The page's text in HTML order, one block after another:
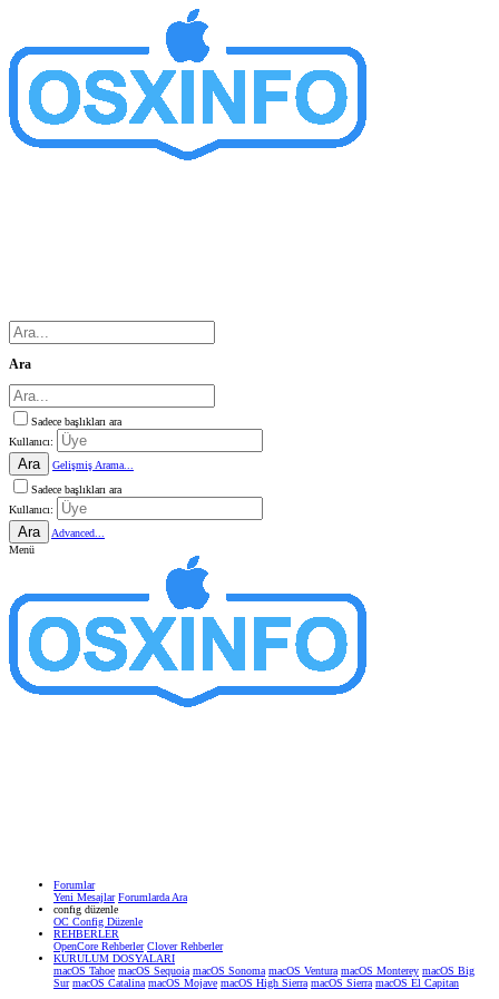
Ara
Sadece başlıkları ara
Kullanıcı:
Ara
Gelişmiş Arama...
Sadece başlıkları ara
Kullanıcı:
Ara
Advanced...
Menü
Forumlar
Yeni Mesajlar Forumlarda Ara
confıg düzenle
OC Config Düzenle
REHBERLER
OpenCore Rehberler Clover Rehberler
KURULUM DOSYALARI
macOS Tahoe macOS Sequoia macOS Sonoma macOS Ventura macOS Monterey macOS Big
Sur macOS Catalina macOS Mojave macOS High Sierra macOS Sierra macOS El Capitan